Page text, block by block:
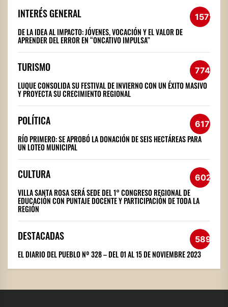
INTERÉS GENERAL 1572
DE LA IDEA AL IMPACTO: JÓVENES, VOCACIÓN Y EL VALOR DE
APRENDER DEL ERROR EN “ONCATIVO IMPULSA”
TURISMO 774
LUQUE CONSOLIDA SU FESTIVAL DE INVIERNO CON UN ÉXITO MASIVO
Y PROYECTA SU CRECIMIENTO REGIONAL
POLÍTICA 617
RÍO PRIMERO: SE APROBÓ LA DONACIÓN DE SEIS HECTÁREAS PARA
UN LOTEO MUNICIPAL
CULTURA 602
VILLA SANTA ROSA SERÁ SEDE DEL 1° CONGRESO REGIONAL DE
EDUCACIÓN CON PUNTAJE DOCENTE Y PARTICIPACIÓN DE TODA LA
REGIÓN
DESTACADAS 589
EL DIARIO DEL PUEBLO Nº 328 – DEL 01 AL 15 DE NOVIEMBRE 2023